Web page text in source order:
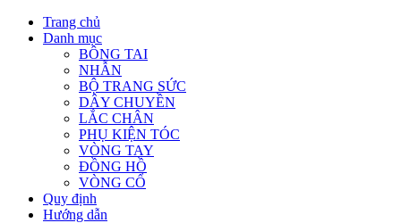
Skip
Trang chủ
Danh mục
BÔNG TAI
NHẪN
BỘ TRANG SỨC
DÂY CHUYỀN
LẮC CHÂN
PHỤ KIỆN TÓC
VÒNG TAY
ĐỒNG HỒ
VÒNG CỔ
Quy định
Hướng dẫn